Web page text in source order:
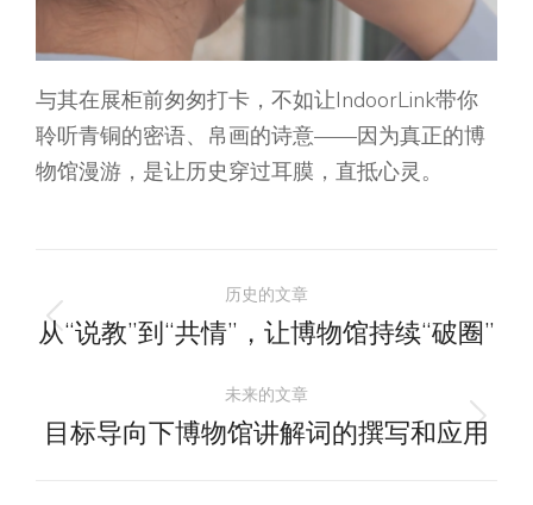
与其在展柜前匆匆打卡，不如让IndoorLink带你
聆听青铜的密语、帛画的诗意——因为真正的博
物馆漫游，是让历史穿过耳膜，直抵心灵。
文
章
导
航
历史的文章
历
的
文
从“说教”到“共情”，让博物馆持续“破圈”
未来的文章
未
目标导向下博物馆讲解词的撰写和应用